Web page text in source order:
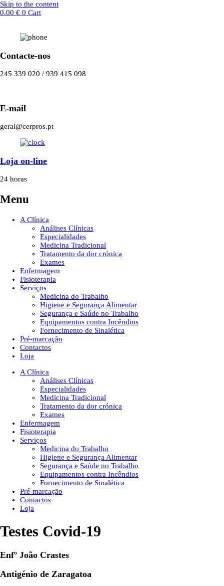
Skip to the content
0.00 € 0 Cart
Contacte-nos
245 339 020 / 939 415 098
E-mail
geral@cerpros.pt
Loja on-line
24 horas
Menu
A Clínica
Análises Clínicas
Especialidades
Medicina Tradicional
Tratamento da dor crónica
Exames
Enfermagem
Fisioterapia
Serviços
Medicina do Trabalho
Higiene e Segurança Alimentar
Segurança e Saúde no Trabalho
Equipamentos contra Incêndios
Fornecimento de Sinalética
Pré-marcação
Contactos
Loja
A Clínica
Análises Clínicas
Especialidades
Medicina Tradicional
Tratamento da dor crónica
Exames
Enfermagem
Fisioterapia
Serviços
Medicina do Trabalho
Higiene e Segurança Alimentar
Segurança e Saúde no Trabalho
Equipamentos contra Incêndios
Fornecimento de Sinalética
Pré-marcação
Contactos
Loja
Testes Covid-19
Enfº João Crastes
Antigénio de Zaragatoa